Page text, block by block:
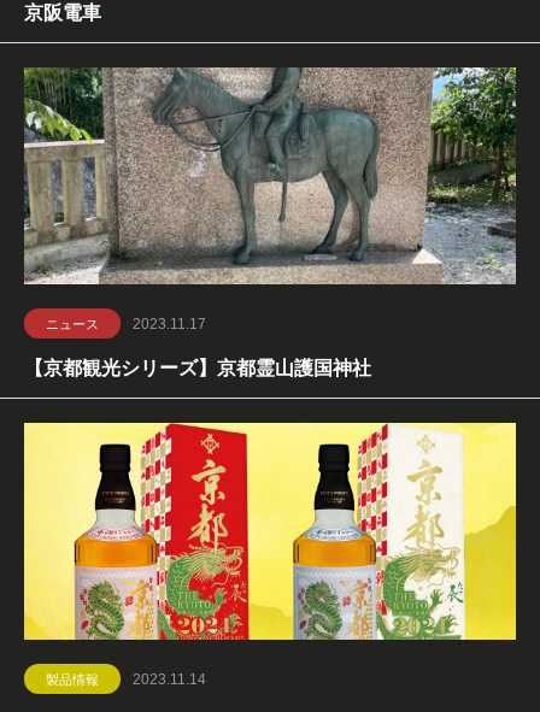
京阪電車
ニュース 2023.11.17
【京都観光シリーズ】京都霊山護国神社
製品情報 2023.11.14